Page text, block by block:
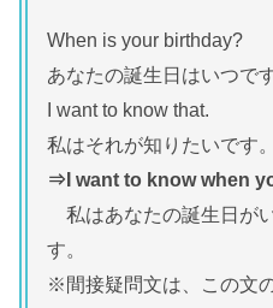
When is your birthday?
あなたの誕生日はいつで
I want to know that.
私はそれが知りたいです。
⇒I want to know when
私はあなたの誕生日が
す。
※間接疑問文は、この文